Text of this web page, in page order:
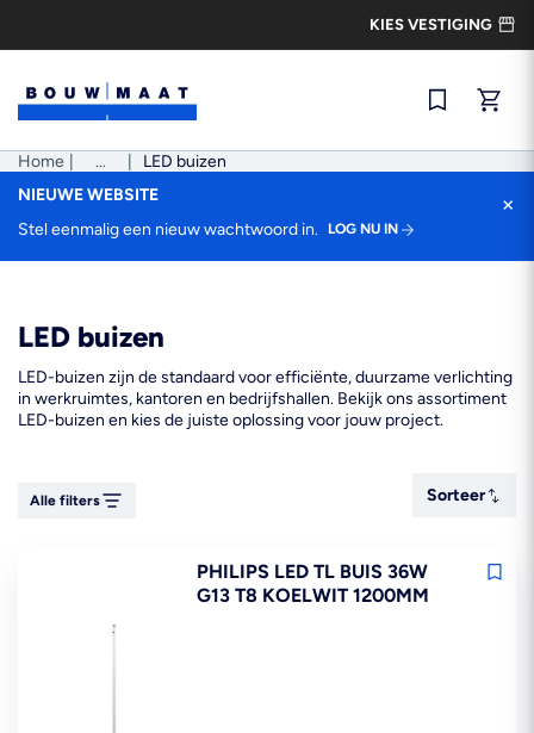
inhoud
KIES VESTIGING
Snel
Home ...
Pad
LED buizen
NIEUWE WEBSITE
Stel eenmalig een nieuw wachtwoord in.
LOG NU IN
×
LED buizen
LED-buizen zijn de standaard voor efficiënte, duurzame verlichting
in werkruimtes, kantoren en bedrijfshallen. Bekijk ons assortiment
LED-buizen en kies de juiste oplossing voor jouw project.
Alle filters
Sorteer
Sorteer
PHILIPS LED TL BUIS 36W
G13 T8 KOELWIT 1200MM